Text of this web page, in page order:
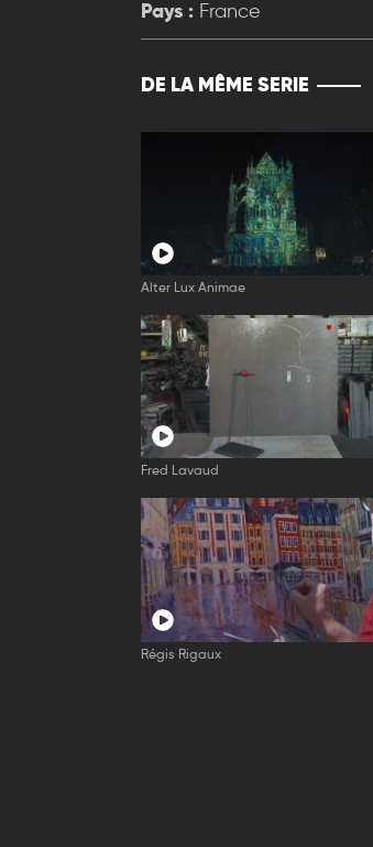
Pays : France
DE LA MÊME SERIE
Alter Lux Animae
Fred Lavaud
Régis Rigaux